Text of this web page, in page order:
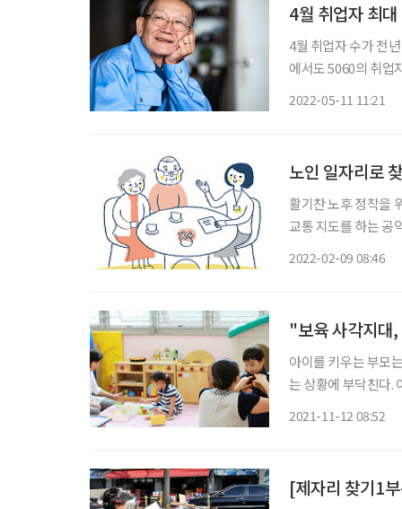
4월 취업자 최
4월 취업자 수가 전
에서도 5060의 취업
2022-05-11 11:21
노인 일자리로
활기찬 노후 정착을
교통 지도를 하는 공익활
2022-02-09 08:46
"보육 사각지대
아이를 키우는 부모
는 상황에 부닥친다.
2021-11-12 08:52